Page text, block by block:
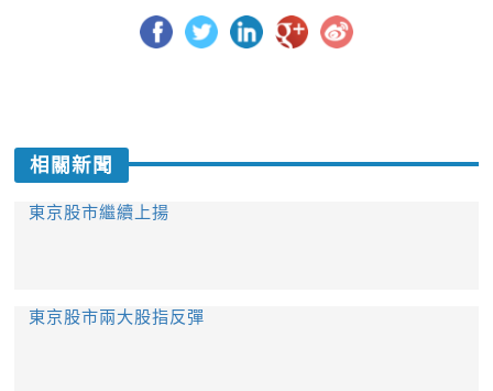
相關新聞
東京股市繼續上揚
東京股市兩大股指反彈